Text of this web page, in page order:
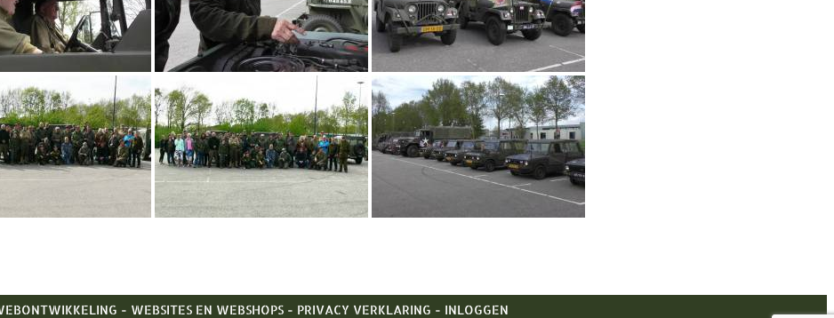
- WEBSITES EN WEBSHOPS - PRIVACY VERKLARING - INLOGGEN